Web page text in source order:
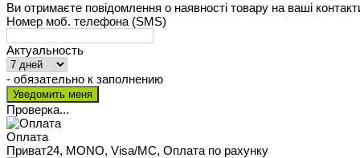
Ви отримаєте повідомлення о наявності товару на ваші
Номер моб. телефона (SMS)
Актуальность
- обязательно к заполнению
Проверка...
Оплата
Приват24, MONO, Visa/MC, Оплата по рахунку